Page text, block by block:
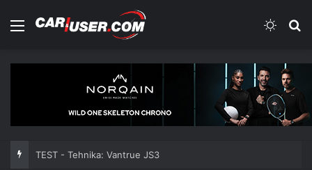
Meni
TEST - Tehnika: Vantrue JS3